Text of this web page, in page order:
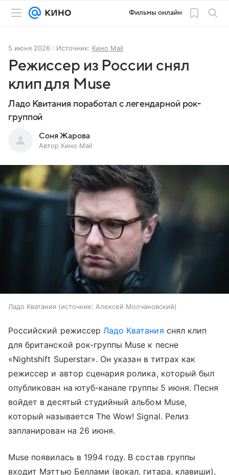
Фильмы онлайн
5 июня 2026 Источник: Кино Mail
Режиссер из России снял
клип для Muse
Ладо Квитания поработал с легендарной рок-
группой
Соня Жарова
Автор Кино Mail
Ладо Кватания источник: Алексей Молчановский
Российский режиссер Ладо Кватания снял клип
для британской рок-группы Muse к песне
«Nightshift Superstar». Он указан в титрах как
режиссер и автор сценария ролика, который был
опубликован на ютуб-канале группы 5 июня. Песня
войдет в десятый студийный альбом Muse,
который называется The Wow! Signal. Релиз
запланирован на 26 июня.
Muse появилась в 1994 году. В состав группы
входит Мэттью Беллами (вокал, гитара, клавиши),